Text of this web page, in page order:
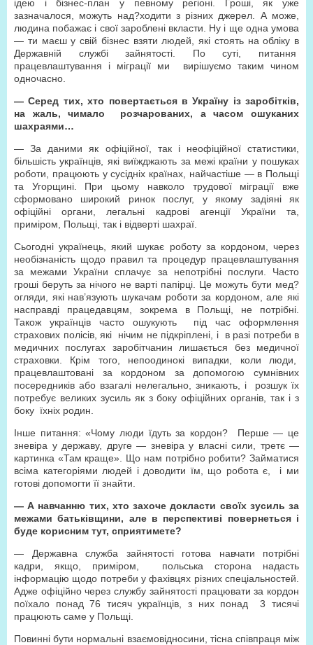
ідею і бізнес-план у певному регіоні. Гроші, як уже
зазначалося, можуть над?ходити з різних джерел. А може,
людина побажає і свої зароблені вкласти. Ну і ще одна умова
— ти маєш у свій бізнес взяти людей, які стоять на обліку в
Державній службі зайнятості. По суті, питання
працевлаштування і міграції ми вирішуємо таким чином
одночасно.
— Серед тих, хто повертається в Україну із заробітків,
на жаль, чимало розчарованих, а часом ошуканих
шахраями…
— За даними як офіційної, так і неофіційної статистики,
більшість українців, які виїжджають за межі країни у пошуках
роботи, працюють у сусідніх країнах, найчастіше — в Польщі
та Угорщині. При цьому навколо трудової міграції вже
сформовано широкий ринок послуг, у якому задіяні як
офіційні органи, легальні кадрові агенції України та,
приміром, Польщі, так і відверті шахраї.
Сьогодні українець, який шукає роботу за кордоном, через
необізнаність щодо правил та процедур працевлаштування
за межами України сплачує за непотрібні послуги. Часто
гроші беруть за нічого не варті папірці. Це можуть бути мед?
огляди, які нав’язують шукачам роботи за кордоном, але які
насправді працедавцям, зокрема в Польщі, не потрібні.
Також українців часто ошукують під час оформлення
страхових полісів, які нічим не підкріплені, і в разі потреби в
медичних послугах заробітчанин лишається без медичної
страховки. Крім того, непоодинокі випадки, коли люди,
працевлаштовані за кордоном за допомогою сумнівних
посередників або взагалі нелегально, зникають, і розшук їх
потребує великих зусиль як з боку офіційних органів, так і з
боку їхніх родин.
Інше питання: «Чому люди їдуть за кордон? Перше — це
зневіра у державу, друге — зневіра у власні сили, третє —
картинка «Там краще». Що нам потрібно робити? Займатися
всіма категоріями людей і доводити їм, що робота є, і ми
готові допомогти її знайти.
— А навчанню тих, хто захоче докласти своїх зусиль за
межами батьківщини, але в перспективі повернеться і
буде корисним тут, сприятимете?
— Державна служба зайнятості готова навчати потрібні
кадри, якщо, приміром, польська сторона надасть
інформацію щодо потреби у фахівцях різних спеціальностей.
Адже офіційно через службу зайнятості працювати за кордон
поїхало понад 76 тисяч українців, з них понад 3 тисячі
працюють саме у Польщі.
Повинні бути нормальні взаємовідносини, тісна співпраця між